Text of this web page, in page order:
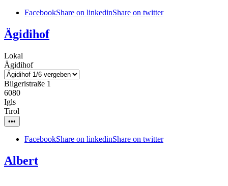
FacebookShare on linkedinShare on twitter
Ägidihof
Lokal
Ägidihof
Bilgeristraße 1
6080
Igls
Tirol
•••
FacebookShare on linkedinShare on twitter
Albert